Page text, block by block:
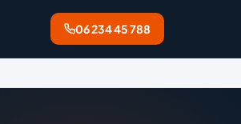
06 234 45 788